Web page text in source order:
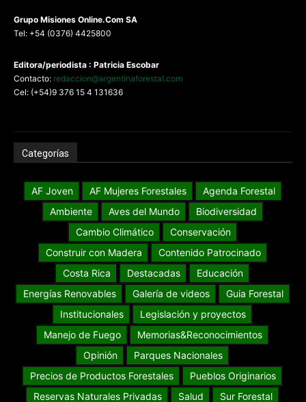
Grupo Misiones Online.Com SA
Tel: +54 (0376) 4425800
Editora/periodista : Patricia Escobar
Contacto: redaccion@argentinaforestal.com
Cel: (+54)9 376 15 4 131636
Categorías
AF Joven AF Mujeres Forestales
Agenda Forestal
Ambiente
Aves del Mundo
Biodiversidad
Cambio Climático
Conservación
Construir con Madera
Contenido Patrocinado
Costa Rica
Destacadas
Educación
Energías Renovables
Galería de videos
Guia Forestal
Institucionales
Legislación y proyectos
Manejo de Fuego
Memorias&Reconocimientos
Opinión
Parques Nacionales
Precios de Productos Forestales
Pueblos Originarios
Reservas Naturales Privadas
Salud
Sur Forestal